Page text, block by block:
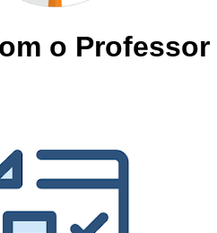
o Professor